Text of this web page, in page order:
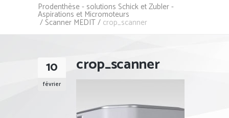
Prodenthèse - solutions Schick et Zubler -
Aspirations et Micromoteurs
/ Scanner MEDIT/ crop_scanner
10
février
crop_scanner